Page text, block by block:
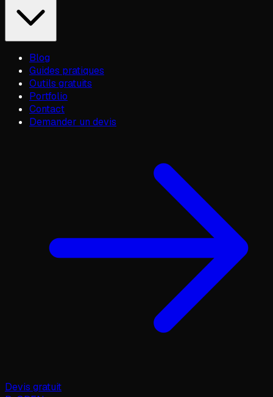
Blog
Guides pratiques
Outils gratuits
Portfolio
Contact
Demander un devis
Devis gratuit